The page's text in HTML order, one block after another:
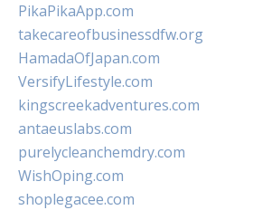
PikaPikaApp.com
takecareofbusinessdfw.org
HamadaOfJapan.com
VersifyLifestyle.com
kingscreekadventures.com
antaeuslabs.com
purelycleanchemdry.com
WishOping.com
shoplegacee.com